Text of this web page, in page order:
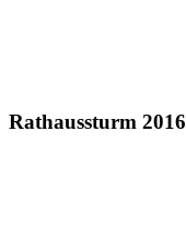
Rathaussturm 2016